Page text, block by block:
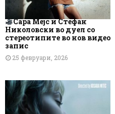
Сара Мејс и Стефан
Николовски во дуел со
стереотипите во нов видео
запис
25 февруари, 2026